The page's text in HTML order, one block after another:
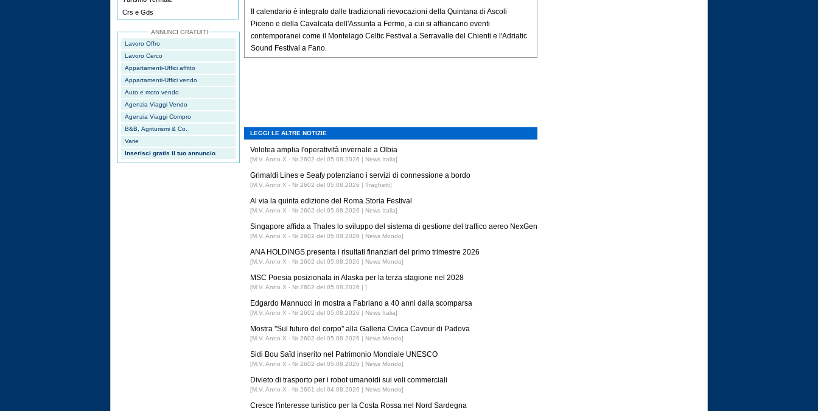
Crs e Gds
ANNUNCI GRATUITI
Lavoro Offro
Lavoro Cerco
Appartamenti-Uffici affitto
Appartamenti-Uffici vendo
Auto e moto vendo
Agenzia Viaggi Vendo
Agenzia Viaggi Compro
B&B, Agriturismi & Co.
Varie
Inserisci gratis il tuo annuncio
Il calendario è integrato dalle tradizionali rievocazioni della Quintana di Ascoli
Piceno e della Cavalcata dell'Assunta a Fermo, a cui si affiancano eventi
contemporanei come il Montelago Celtic Festival a Serravalle del Chienti e l'Adriatic
Sound Festival a Fano.
LEGGI LE ALTRE NOTIZIE
Volotea amplia l'operatività invernale a Olbia
[M.V. Anno X - Nr 2602 del 05.08.2026 | News Italia]
Grimaldi Lines e Seafy potenziano i servizi di connessione a bordo
[M.V. Anno X - Nr 2602 del 05.08.2026 | Traghetti]
Al via la quinta edizione del Roma Storia Festival
[M.V. Anno X - Nr 2602 del 05.08.2026 | News Italia]
Singapore affida a Thales lo sviluppo del sistema di gestione del traffico aereo NexGen
[M.V. Anno X - Nr 2602 del 05.08.2026 | News Mondo]
ANA HOLDINGS presenta i risultati finanziari del primo trimestre 2026
[M.V. Anno X - Nr 2602 del 05.08.2026 | News Mondo]
MSC Poesia posizionata in Alaska per la terza stagione nel 2028
[M.V. Anno X - Nr 2602 del 05.08.2026 | ]
Edgardo Mannucci in mostra a Fabriano a 40 anni dalla scomparsa
[M.V. Anno X - Nr 2602 del 05.08.2026 | News Italia]
Mostra ''Sul futuro del corpo'' alla Galleria Civica Cavour di Padova
[M.V. Anno X - Nr 2602 del 05.08.2026 | News Mondo]
Sidi Bou Saïd inserito nel Patrimonio Mondiale UNESCO
[M.V. Anno X - Nr 2602 del 05.08.2026 | News Mondo]
Divieto di trasporto per i robot umanoidi sui voli commerciali
[M.V. Anno X - Nr 2601 del 04.08.2026 | News Mondo]
Cresce l'interesse turistico per la Costa Rossa nel Nord Sardegna